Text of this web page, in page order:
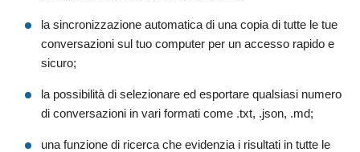
la sincronizzazione automatica di una copia di tutte le tue
conversazioni sul tuo computer per un accesso rapido e
sicuro;
la possibilità di selezionare ed esportare qualsiasi numero
di conversazioni in vari formati come .txt, .json, .md;
una funzione di ricerca che evidenzia i risultati in tutte le